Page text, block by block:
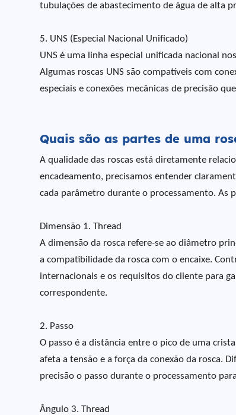
tubulações de abastecimento de água de alta
5. UNS (Especial Nacional Unificado)
UNS é uma linha especial unificada nacional
Algumas roscas UNS são compatíveis com
especiais e conexões mecânicas de precisão
Quais são as partes de uma
A qualidade das roscas está diretamente
encadeamento, precisamos entender
cada parâmetro durante o processamento. As
Dimensão 1. Thread
A dimensão da rosca refere-se ao diâmetro
a compatibilidade da rosca com o encaixe.
internacionais e os requisitos do cliente para
correspondente.
2. Passo
O passo é a distância entre o pico de uma
afeta a tensão e a força da conexão da rosca.
precisão o passo durante o processamento
Ângulo 3. Thread